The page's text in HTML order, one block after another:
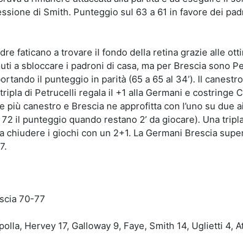
di Smith. Punteggio sul 63 a 61 in favore dei
faticano a trovare il fondo della retina grazie alle
a sbloccare i padroni di casa, ma per Brescia sono
il punteggio in parità (65 a 65 al 34’). Il
di Petrucelli regala il +1 alla Germani e costringe
più canestro e Brescia ne approfitta con l’uno su due
il punteggio quando restano 2’ da giocare). Una
chiudere i giochi con un 2+1. La Germani Brescia
70-77
Hervey 17, Galloway 9, Faye, Smith 14, Uglietti 4,